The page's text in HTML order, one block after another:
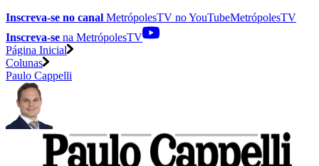
Inscreva-se no canal MetrópolesTV noYouTubeMetrópolesTV
Inscreva-se na MetrópolesTV
Página Inicial
Colunas
Paulo Cappelli